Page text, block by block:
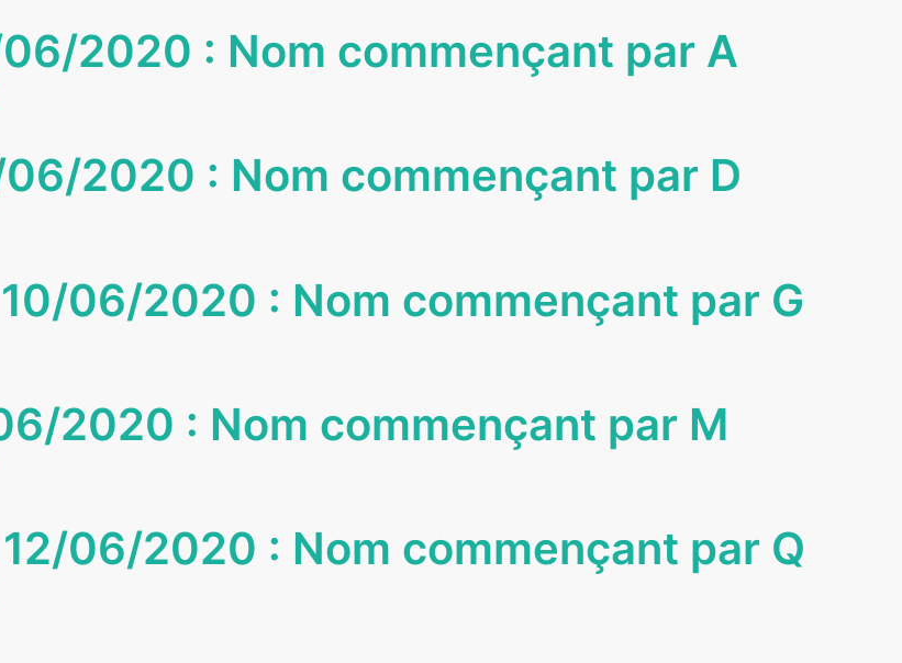
2020 : Nom commençant par A
2020 : Nom commençant par D
06/2020 : Nom commençant par G
2020 : Nom commençant par M
06/2020 : Nom commençant par Q